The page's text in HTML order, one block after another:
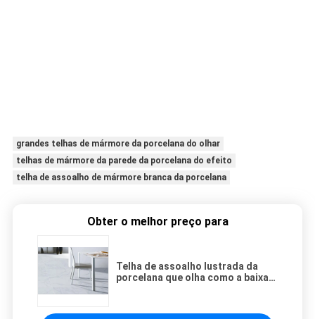
grandes telhas de mármore da porcelana do olhar
telhas de mármore da parede da porcelana do efeito
telha de assoalho de mármore branca da porcelana
Obter o melhor preço para
Telha de assoalho lustrada da
porcelana que olha como a baixa